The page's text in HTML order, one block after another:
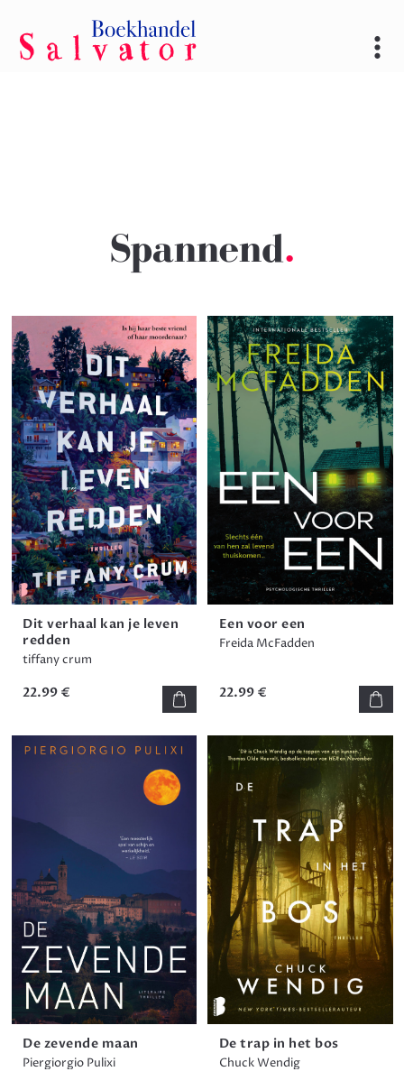
Spannend
Dit verhaal kan je leven
redden
tiffany crum
22.99 €
Een voor een
Freida McFadden
22.99 €
De zevende maan
Piergiorgio Pulixi
De trap in het bos
Chuck Wendig